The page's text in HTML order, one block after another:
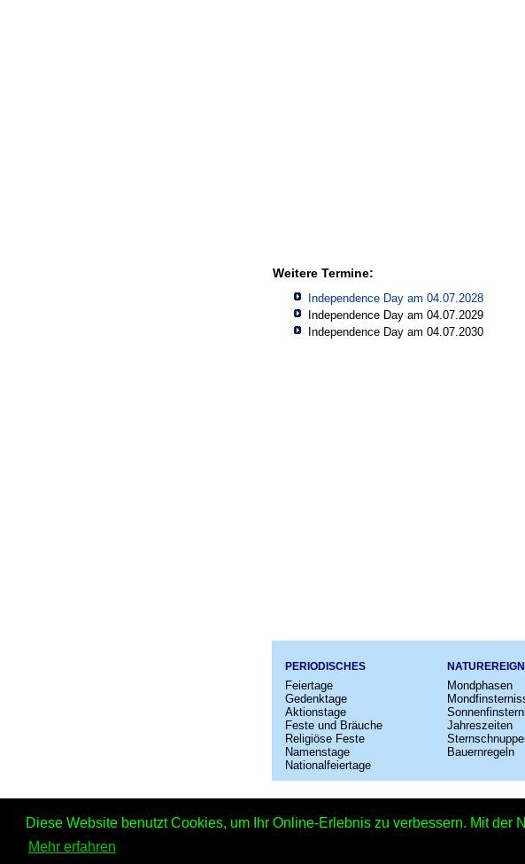
Diese Website benutzt Cookies, um Ihr Online-Erlebnis zu verbessern. Mit
Mehr erfahren
Weitere Termine:
Independence Day am 04.07.2028
Independence Day am 04.07.2029
Independence Day am 04.07.2030
PERIODISCHES
Feiertage
Gedenktage
Aktionstage
Feste und Bräuche
Religiöse Feste
Namenstage
Nationalfeiertage
Mondphasen
Jahreszeiten
Bauernregeln
Independence Day